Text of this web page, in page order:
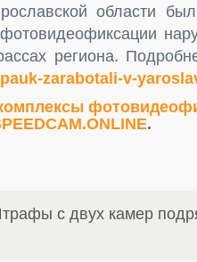
области
региона.
zarabotali-v-
.
с двух камер